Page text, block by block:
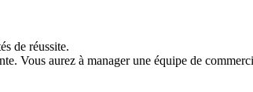
de réussite.
Vous aurez à manager une équipe de